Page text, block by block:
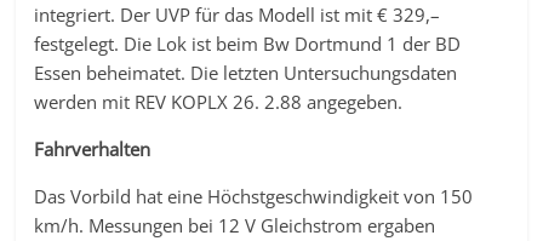
integriert. Der UVP für das Modell ist mit € 329,–
festgelegt. Die Lok ist beim Bw Dortmund 1 der BD
Essen beheimatet. Die letzten Untersuchungsdaten
werden mit REV KOPLX 26. 2.88 angegeben.
Fahrverhalten
Das Vorbild hat eine Höchstgeschwindigkeit von 150
km/h. Messungen bei 12 V Gleichstrom ergaben